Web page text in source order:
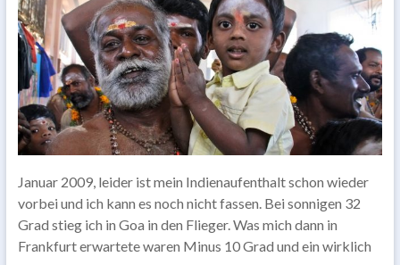
Januar 2009, leider ist mein Indienaufenthalt schon wieder
vorbei und ich kann es noch nicht fassen. Bei sonnigen 32
Grad stieg ich in Goa in den Flieger. Was mich dann in
Frankfurt erwartete waren Minus 10 Grad und ein wirklich